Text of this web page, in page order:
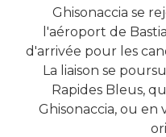
Ghisonaccia se
l'aéroport de
d'arrivée pour les
La liaison se
Rapides Bleus,
Ghisonaccia, ou